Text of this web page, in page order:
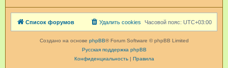
Список форумов Часовой пояс: UTC+03:00
Удалить cookies
Создано на основе phpBB® Forum Software © phpBB Limited
Русская поддержка phpBB
Конфиденциальность| Правила